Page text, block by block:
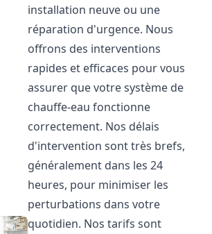
installation neuve ou une
réparation d'urgence. Nous
offrons des interventions
rapides et efficaces pour vous
assurer que votre système de
chauffe-eau fonctionne
correctement. Nos délais
d'intervention sont très brefs,
généralement dans les 24
heures, pour minimiser les
perturbations dans votre
quotidien. Nos tarifs sont